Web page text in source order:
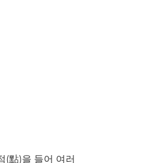
(點)을 들어 여러